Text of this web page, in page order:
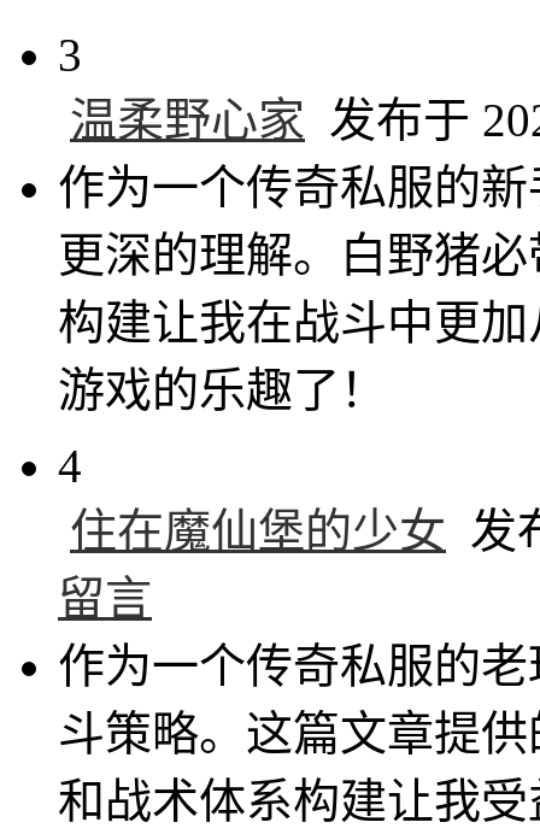
3
温柔野心家 发布于
作为一个传奇私服的
更深的理解。白野猪
构建让我在战斗中更
游戏的乐趣了！
4
住在魔仙堡的少女 发
留言
作为一个传奇私服的
斗策略。这篇文章提
和战术体系构建让我